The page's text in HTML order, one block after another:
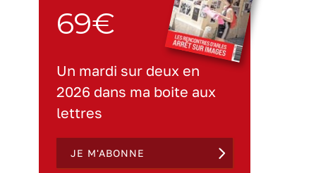
69€
Un mardi sur deux en
2026 dans ma boite aux
lettres
JE M'ABONNE